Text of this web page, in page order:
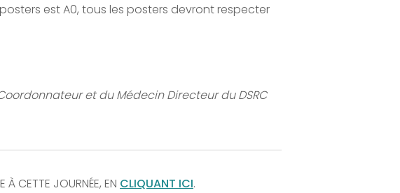
est A0, tous les posters devront respecter
et du Médecin Directeur du DSRC
À CETTE JOURNÉE, EN CLIQUANT ICI.